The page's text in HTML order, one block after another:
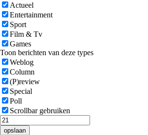
Actueel
Entertainment
Sport
Film & Tv
Games
Toon berichten van deze types
Weblog
Column
(P)review
Special
Poll
Scrollbar gebruiken
opslaan